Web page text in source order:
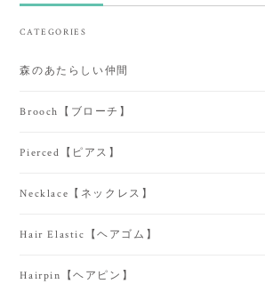
CATEGORIES
森のあたらしい仲間
Brooch【ブローチ】
Pierced【ピアス】
Necklace【ネックレス】
Hair Elastic【ヘアゴム】
Hairpin【ヘアピン】